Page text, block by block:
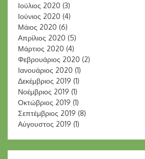
Ιούλιος 2020 (3)
Ιούνιος 2020 (4)
Μάιος 2020 (6)
Απρίλιος 2020 (5)
Μάρτιος 2020 (4)
Φεβρουάριος 2020 (2)
Ιανουάριος 2020 (1)
Δεκέμβριος 2019 (1)
Νοέμβριος 2019 (1)
Οκτώβριος 2019 (1)
Σεπτέμβριος 2019 (8)
Αύγουστος 2019 (1)